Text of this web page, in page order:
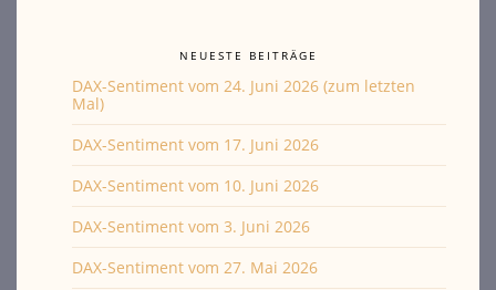
NEUESTE BEITRÄGE
DAX-Sentiment vom 24. Juni 2026 (zum letzten
Mal)
DAX-Sentiment vom 17. Juni 2026
DAX-Sentiment vom 10. Juni 2026
DAX-Sentiment vom 3. Juni 2026
DAX-Sentiment vom 27. Mai 2026